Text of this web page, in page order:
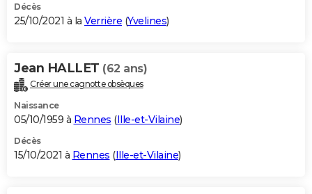
Décès
25/10/2021 à la Verrière (Yvelines)
Jean HALLET (62 ans)
Créer une cagnotte obsèques
Naissance
05/10/1959 à Rennes (Ille-et-Vilaine)
Décès
15/10/2021 à Rennes (Ille-et-Vilaine)